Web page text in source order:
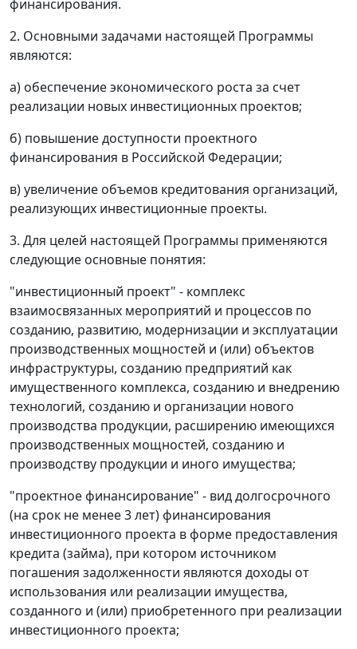
финансирования.
2. Основными задачами настоящей Программы
являются:
а) обеспечение экономического роста за счет
реализации новых инвестиционных проектов;
б) повышение доступности проектного
финансирования в Российской Федерации;
в) увеличение объемов кредитования организаций,
реализующих инвестиционные проекты.
3. Для целей настоящей Программы применяются
следующие основные понятия:
"инвестиционный проект" - комплекс
взаимосвязанных мероприятий и процессов по
созданию, развитию, модернизации и эксплуатации
производственных мощностей и (или) объектов
инфраструктуры, созданию предприятий как
имущественного комплекса, созданию и внедрению
технологий, созданию и организации нового
производства продукции, расширению имеющихся
производственных мощностей, созданию и
производству продукции и иного имущества;
"проектное финансирование" - вид долгосрочного
(на срок не менее 3 лет) финансирования
инвестиционного проекта в форме предоставления
кредита (займа), при котором источником
погашения задолженности являются доходы от
использования или реализации имущества,
созданного и (или) приобретенного при реализации
инвестиционного проекта;